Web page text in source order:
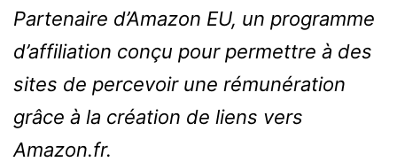
Partenaire d’Amazon EU, un programme
d’affiliation conçu pour permettre à des
sites de percevoir une rémunération
grâce à la création de liens vers
Amazon.fr.